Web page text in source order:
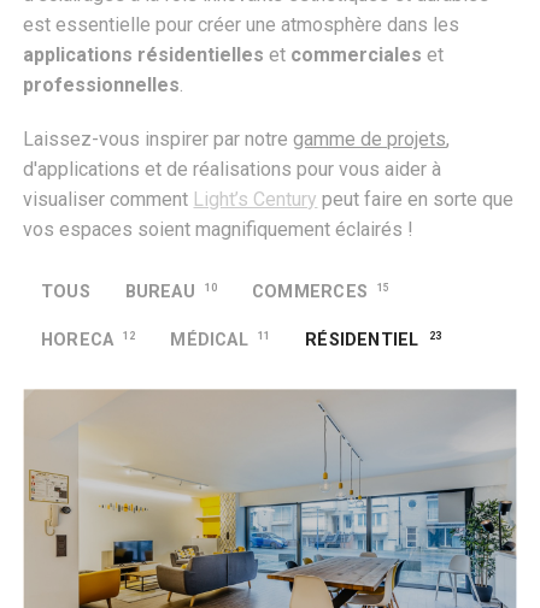
est essentielle pour créer une atmosphère dans les
applications résidentielleset commerciales et
professionnelles.
Laissez-vous inspirer par notregamme de projets,
d'applications et de réalisations pour vous aider à
visualiser comment Light’s Century peut faire en sorte que
vos espaces soient magnifiquement éclairés !
TOUS BUREAU 10 COMMERCES 15
HORECA 12 MÉDICAL 11 RÉSIDENTIEL 23